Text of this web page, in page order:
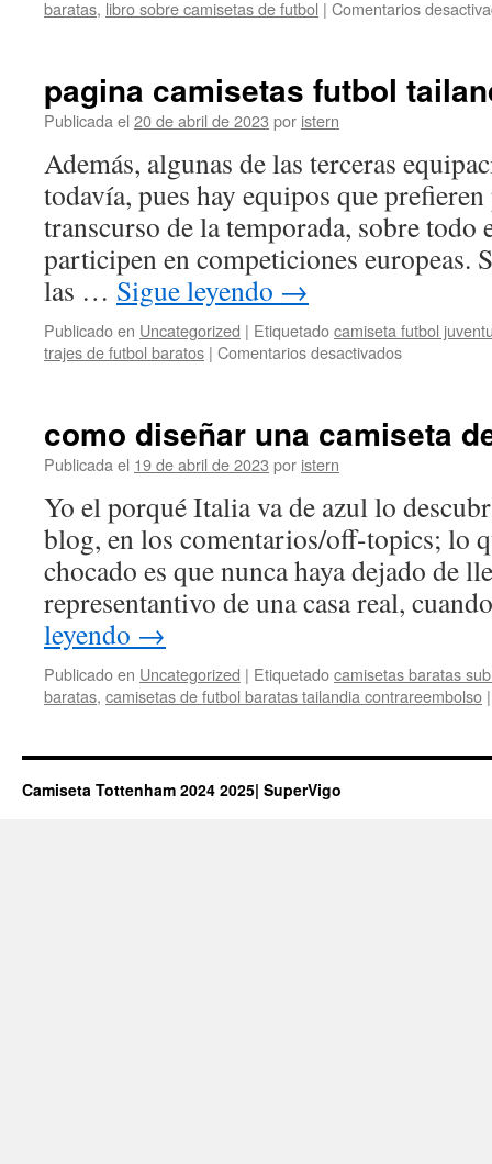
baratas, libro sobre camisetas de futbol | Comentarios
pagina camisetas futbol
Publicada el 20 de abril de 2023 por istern
Además, algunas de las terceras
todavía, pues hay equipos que
transcurso de la temporada, sobre todo
participen en competiciones europeas.
las … Sigue leyendo →
Publicado en Uncategorized | Etiquetadocamiseta futbol
trajes de futbol baratos | Comentarios desactivadosen
tailandia
como diseñar una camiseta
Publicada el 19 de abril de 2023 por istern
Yo el porqué Italia va de azul lo
blog, en los comentarios/off-topics; lo
chocado es que nunca haya dejado de
representantivo de una casa real,
leyendo →
Publicado en Uncategorized | Etiquetadocamisetas baratas
baratas, camisetas de futbol baratas tailandia contrareembolso |
Camiseta Tottenham 2024 2025| SuperVigo